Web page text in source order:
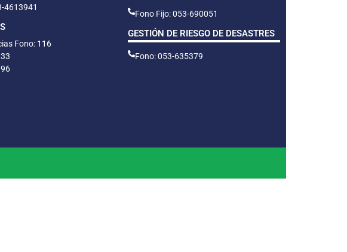
4613941
Fono: 116
Fono Fijo: 053-690051
GESTIÓN DE RIESGO DE DESASTRES
Fono: 053-635379